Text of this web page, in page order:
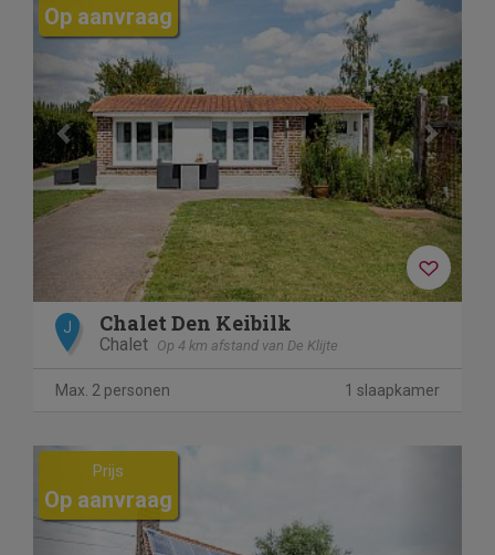
Op aanvraag
J Chalet Den Keibilk
Chalet Op 4 km afstand van De Klijte
Max. 2 personen 1 slaapkamer
Previous
Prijs
Op aanvraag